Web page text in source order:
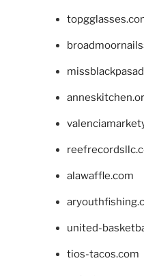
alawaffle.com
united-
tios-tacos.com